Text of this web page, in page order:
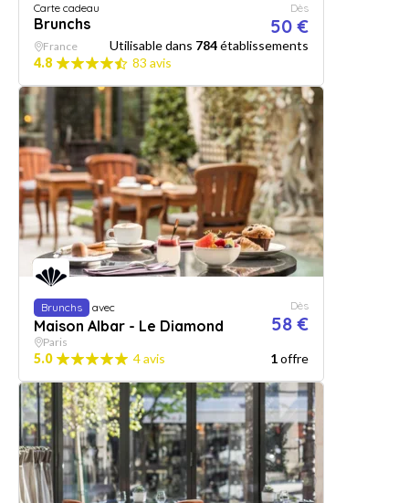
Carte cadeau
Brunchs
Dès
50 €
France Utilisable dans 784établissements
4.8
83 avis
Brunchs avec
Maison Albar - Le Diamond
Dès
58 €
Paris
5.0 4 avis 1offre